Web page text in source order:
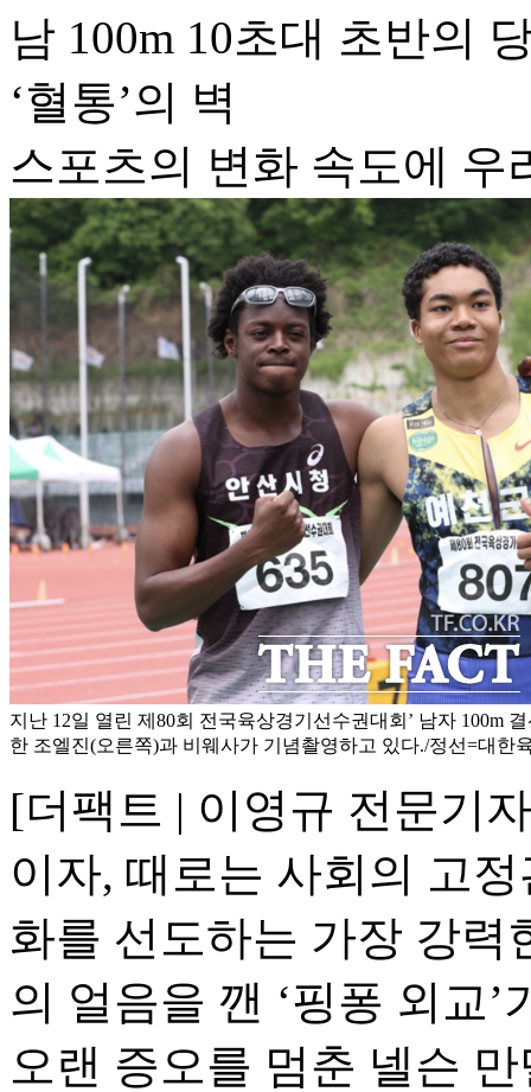
남 100m 10초대 초반의
‘혈통’의 벽
스포츠의 변화 속도에 우
지난 12일 열린 제80회 전국육상경기선수권대회’ 남자 100m
한 조엘진(오른쪽)과 비웨사가 기념촬영하고 있다./정선=대한
[더팩트 | 이영규 전문기
이자, 때로는 사회의 고
화를 선도하는 가장 강력
의 얼음을 깬 ‘핑퐁 외교
오랜 증오를 멈춘 넬슨